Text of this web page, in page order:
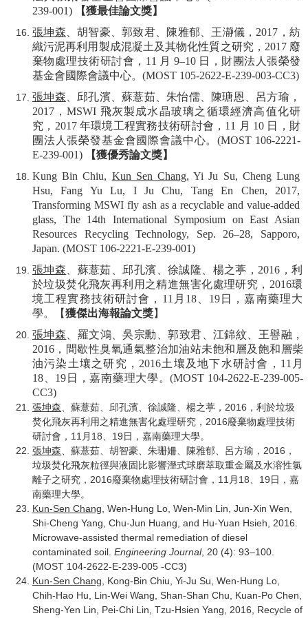
239-001)
【獲最佳論文獎】
張坤森 、胡智豪、郭致君、陳雅郁、王瀞儀， 2017 ，紡
織污泥再利用製成混凝土及其物化性質之研究， 2017 廢
棄物處理技術研討會， 11 月 9–10 日，財團法人張榮發
基金會國際會議中心。 (MOST 105-2622-E-239-003-CC3)
張坤森 、邱孔濱、蘇薏茹、朱怡儒、陳瑭恩、呂方瑜，
2017 ，MSWI 飛灰製成水晶玻璃之循環經濟高值化研
究， 2017 年環境工程實務技術研討會， 11 月 10 日，財
團法人張榮發基金會國際會議中心。(MOST 106-2221-
E-239-001)
【獲優秀論文獎】
Kung Bin Chiu, Kun Sen Chang, Yi Ju Su, Cheng Lung
Hsu, Fang Yu Lu, I Ju Chu, Tang En Chen, 2017,
Transforming MSWI fly ash as a recyclable and value-added
glass, The 14th International Symposium on East Asian
Resources Recycling Technology, Sep. 26–28, Sapporo,
Japan. (MOST 106-2221-E-239-001)
張坤森 、蘇薏茹、邱孔濱、徐誠隆、楊之葶， 2016 ，利
於垃圾焚化飛灰再利用之精進無害化處理研究， 2016環
境工程實務技術研討會， 11 月 18、 19 日，嘉南藥理大
學。【獲傑出海報論文獎】
張坤森 、羅文鴻、吳宗勳、郭致君、江錦紋、王譽融，
2016 ，間歇性臭氧通氣整治加油站未飽和層及飽和層柴
油污染土壤之研究， 2016土壤及地下水研討會， 11 月
18
19 日，嘉南藥理大學。(MOST 104-2622-E-239-005-
CC3)
張坤森 、蘇薏茹、邱孔濱、徐誠隆、楊之葶，2016，利於垃圾
焚化飛灰再利用之精進無害化處理研究，2016廢棄物處理技術
研討會，11月18、19日，嘉南藥理大學。
張坤森 、蘇薏茹、胡智豪、朱珊姍、陳雅郁、呂方瑜，2016，
垃圾焚化飛灰粒徑與液固比影響溼式球磨萃取重金屬及水溶性氯
離子之研究，2016廢棄物處理技術研討會，11月18、19日，嘉
南藥理大學。
Kun-Sen Chang , Wen-Hung Lo, Wen-Min Lin, Jun-Xin Wen,
Shi-Cheng Yang, Chu-Jun Huang, and Hu-Yuan Hsieh, 2016.
Microwave-assisted thermal remediation of diesel
contaminated soil. Engineering Journal, 20 (4): 93–100.
(MOST 104-2622-E-239-005 -CC3)
Kun-Sen Chang , Kong-Bin Chiu, Yi-Ju Su, Wen-Hung Lo,
Chih-Hao Hu, Lin-Wei Wang, Shan-Shan Chu, Kuan-Po Chen,
Sheng-Yen Lin, Pei-Chi Lin, Tzu-Hsien Yang, 2016, Recycle of